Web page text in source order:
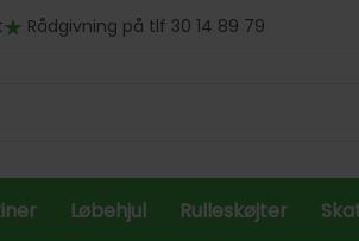
Rådgivning på tlf 30 14 89 79
Løbehjul Rulleskøjter